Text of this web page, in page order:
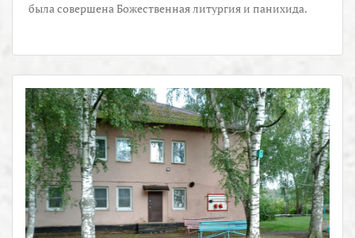
была совершена Божественная литургия и панихида.